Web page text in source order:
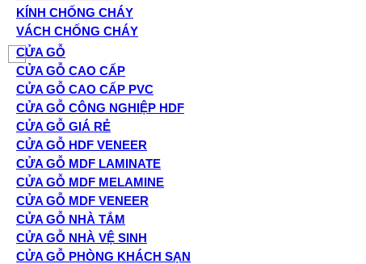
KÍNH CHỐNG CHÁY
VÁCH CHỐNG CHÁY
CỬA GỖ
CỬA GỖ CAO CẤP
CỬA GỖ CAO CẤP PVC
CỬA GỖ CÔNG NGHIỆP HDF
CỬA GỖ GIÁ RẺ
CỬA GỖ HDF VENEER
CỬA GỖ MDF LAMINATE
CỬA GỖ MDF MELAMINE
CỬA GỖ MDF VENEER
CỬA GỖ NHÀ TẮM
CỬA GỖ NHÀ VỆ SINH
CỬA GỖ PHÒNG KHÁCH SẠN